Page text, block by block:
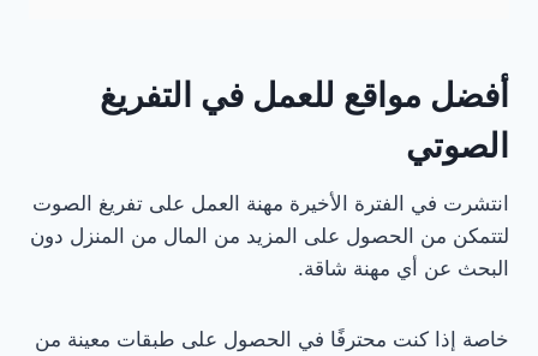
أفضل مواقع للعمل في التفريغ
الصوتي
انتشرت في الفترة الأخيرة مهنة العمل على تفريغ الصوت
لتتمكن من الحصول على المزيد من المال من المنزل دون
البحث عن أي مهنة شاقة.
خاصة إذا كنت محترفًا في الحصول على طبقات معينة من